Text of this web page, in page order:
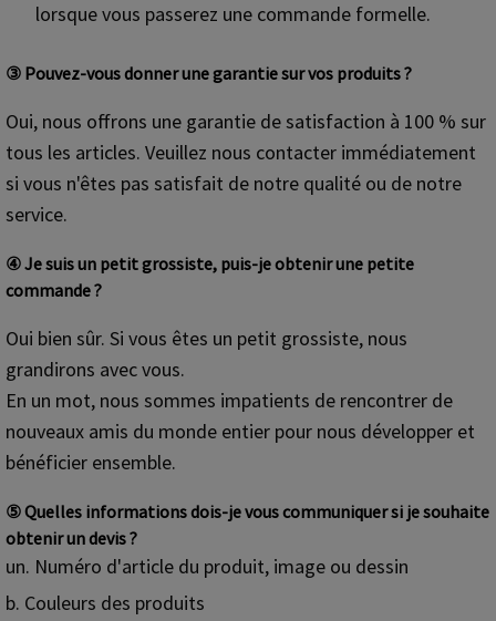
lorsque vous passerez une commande formelle.
③ Pouvez-vous donner une garantie sur vos produits ?
Oui, nous offrons une garantie de satisfaction à 100 % sur
tous les articles. Veuillez nous contacter immédiatement
si vous n'êtes pas satisfait de notre qualité ou de notre
service.
④ Je suis un petit grossiste, puis-je obtenir une petite
commande ?
Oui bien sûr. Si vous êtes un petit grossiste, nous
grandirons avec vous.
En un mot, nous sommes impatients de rencontrer de
nouveaux amis du monde entier pour nous développer et
bénéficier ensemble.
⑤ Quelles informations dois-je vous communiquer si je souhaite
obtenir un devis ?
un. Numéro d'article du produit, image ou dessin
b. Couleurs des produits